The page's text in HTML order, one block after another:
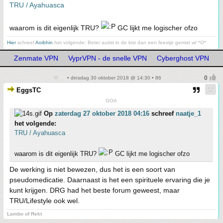
TRU / Ayahuasca
waarom is dit eigenlijk TRU? GC lijkt me logischer ofzo
HierschreefAoibhin het volgende: Beter autist in de kist dan een feestje gemist w/ *O*
Zenmate VPN VyprVPN - de snelle VPN Cyberghost VPN
• dinsdag 30 oktober 2018 @ 14:30 • 86
EggsTC
GOA
Op zaterdag 27 oktober 2018 04:16 schreef naatje_1
het volgende:
TRU / Ayahuasca
waarom is dit eigenlijk TRU? GC lijkt me logischer ofzo
De werking is niet bewezen, dus het is een soort van
pseudomedicatie. Daarnaast is het een spirituele ervaring die je
kunt krijgen. DRG had het beste forum geweest, maar
TRU/Lifestyle ook wel.
Lambo of Rekt